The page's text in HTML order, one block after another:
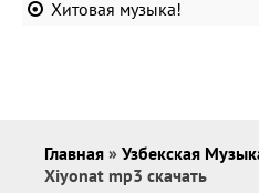
Хитовая музыка!
Главная » Узбекская
Xiyonat mp3 скачать